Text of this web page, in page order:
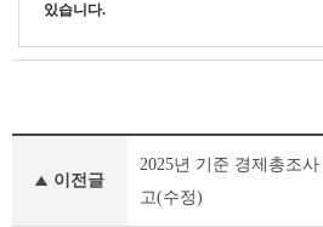
있습니다.
이전글
2025년 기준 경제총조
고(수정)